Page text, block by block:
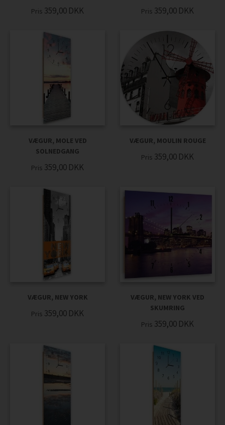
Pris 359,00 DKK
Pris 359,00 DKK
VÆGUR, MOLE VED
SOLNEDGANG
Pris 359,00 DKK
VÆGUR, MOULIN ROUGE
Pris 359,00 DKK
VÆGUR, NEW YORK
Pris 359,00 DKK
VÆGUR, NEW YORK VED
SKUMRING
Pris 359,00 DKK